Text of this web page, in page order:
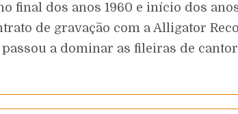
dos anos 1960 e início dos
de gravação com a Alligator
a dominar as fileiras de